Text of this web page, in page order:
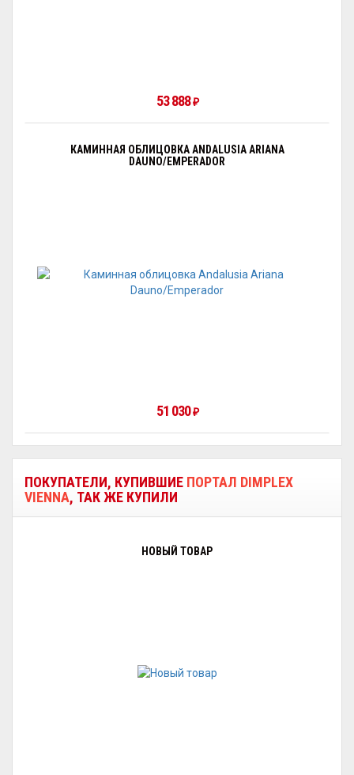
53 888₽
КАМИННАЯ ОБЛИЦОВКА ANDALUSIA ARIANA
DAUNO/EMPERADOR
51 030₽
ПОКУПАТЕЛИ, КУПИВШИЕ ПОРТАЛ DIMPLEX
VIENNA, ТАК ЖЕ КУПИЛИ
НОВЫЙ ТОВАР